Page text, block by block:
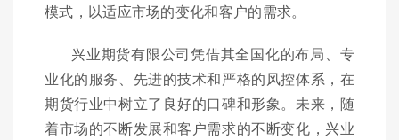
模式，以适应市场的变化和客户的需求。
兴业期货有限公司凭借其全国化的布局、专
业化的服务、先进的技术和严格的风控体系，在
期货行业中树立了良好的口碑和形象。未来，随
着市场的不断发展和客户需求的不断变化，兴业